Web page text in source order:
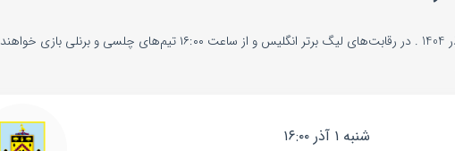
پخش زنده بازی چلسی و برنلی امروز شنبه 1 آذر 1404 . در رقابت‌های لیگ برتر انگلیس و از ساعت ۱۶:۰۰ تیم‌های چلسی و برنلی بازی خواهند
شنبه ۱ آذر ۱۶:۰۰